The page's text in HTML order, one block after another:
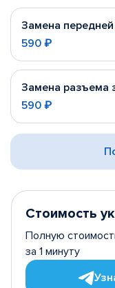
Замена
590 ₽
Замена разъема
590 ₽
Стоимость
Полную
за 1 минуту